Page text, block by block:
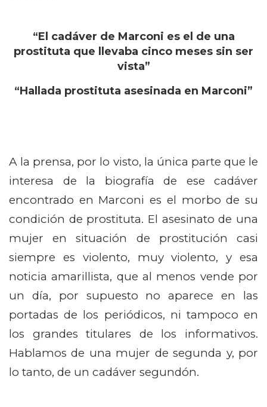
“El cadáver de Marconi es el de una
prostituta que llevaba cinco meses sin ser
vista”
“Hallada prostituta asesinada en Marconi”
A la prensa, por lo visto, la única parte que le
interesa de la biografía de ese cadáver
encontrado en Marconi es el morbo de su
condición de prostituta. El asesinato de una
mujer en situación de prostitución casi
siempre es violento, muy violento, y esa
noticia amarillista, que al menos vende por
un día, por supuesto no aparece en las
portadas de los periódicos, ni tampoco en
los grandes titulares de los informativos.
Hablamos de una mujer de segunda y, por
lo tanto, de un cadáver segundón.